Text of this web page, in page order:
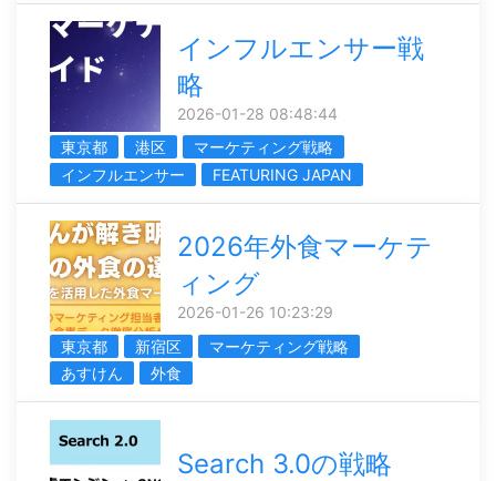
インフルエンサー戦
略
2026-01-28 08:48:44
東京都
港区
マーケティング戦略
インフルエンサー
FEATURING JAPAN
2026年外食マーケテ
ィング
2026-01-26 10:23:29
東京都
新宿区
マーケティング戦略
あすけん
外食
Search 3.0の戦略